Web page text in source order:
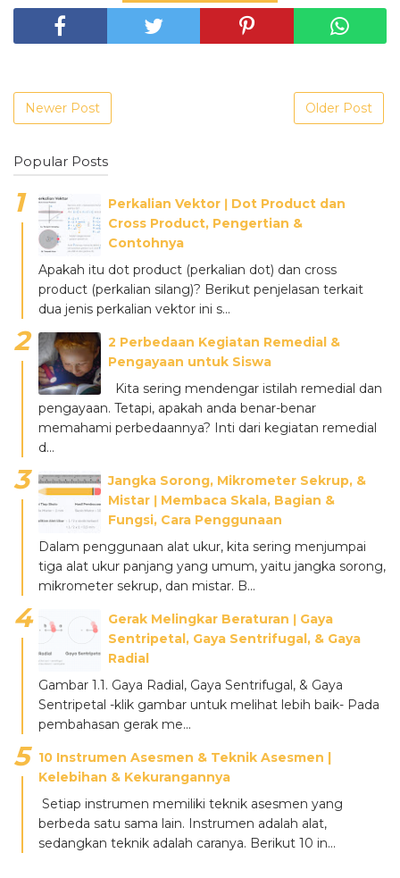
Newer Post Older Post
Popular Posts
Perkalian Vektor ǀ Dot Product dan
Cross Product, Pengertian &
Contohnya
Apakah itu dot product (perkalian dot) dan cross
product (perkalian silang)? Berikut penjelasan terkait
dua jenis perkalian vektor ini s...
2 Perbedaan Kegiatan Remedial &
Pengayaan untuk Siswa
Kita sering mendengar istilah remedial dan
pengayaan. Tetapi, apakah anda benar-benar
memahami perbedaannya? Inti dari kegiatan remedial
d...
Jangka Sorong, Mikrometer Sekrup, &
Mistar ǀ Membaca Skala, Bagian &
Fungsi, Cara Penggunaan
Dalam penggunaan alat ukur, kita sering menjumpai
tiga alat ukur panjang yang umum, yaitu jangka sorong,
mikrometer sekrup, dan mistar. B...
Gerak Melingkar Beraturan ǀ Gaya
Sentripetal, Gaya Sentrifugal, & Gaya
Radial
Gambar 1.1. Gaya Radial, Gaya Sentrifugal, & Gaya
Sentripetal -klik gambar untuk melihat lebih baik- Pada
pembahasan gerak me...
10 Instrumen Asesmen & Teknik Asesmen |
Kelebihan & Kekurangannya
Setiap instrumen memiliki teknik asesmen yang
berbeda satu sama lain. Instrumen adalah alat,
sedangkan teknik adalah caranya. Berikut 10 in...